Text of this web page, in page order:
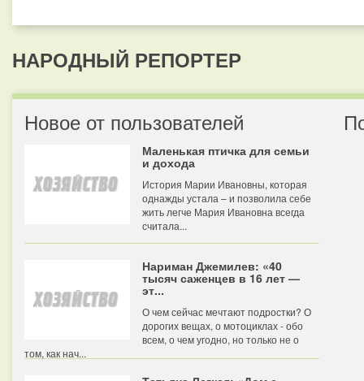
НАРОДНЫЙ РЕПОРТЕР
Новое от пользователей
Маленькая птичка для семьи
и дохода
История Марии Ивановны, которая
однажды устала – и позволила себе
жить легче Мария Ивановна всегда
считала...
Нариман Джемилев: «40
тысяч саженцев в 16 лет —
эт...
О чем сейчас мечтают подростки? О
дорогих вещах, о мотоциклах - обо
всем, о чем угодно, но только не о
том, как нач...